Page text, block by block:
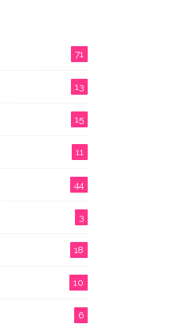
71
13
15
11
44
3
18
10
6